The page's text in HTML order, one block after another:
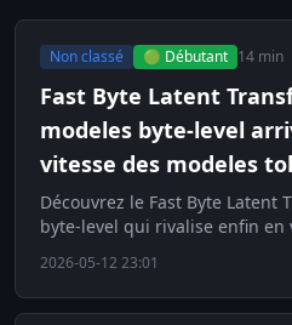
Non classé 🟢 Débutant 14 min
Fast Byte Latent
modeles byte-level
vitesse des modeles
Découvrez le Fast Byte Latent
byte-level qui rivalise enfin en
2026-05-12 23:01